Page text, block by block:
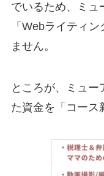
でいるため、ミュ
「Webライティ
ません。
ところが、ミュ
た資金を「コース